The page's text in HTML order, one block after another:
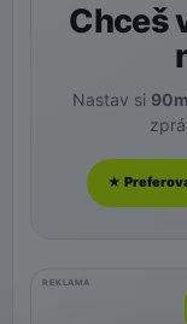
Chceš
Nastav si
★
REKLAMA